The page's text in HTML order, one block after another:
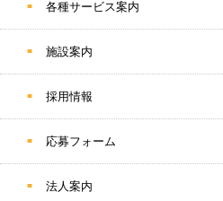
各種サービス案内
施設案内
採用情報
応募フォーム
法人案内